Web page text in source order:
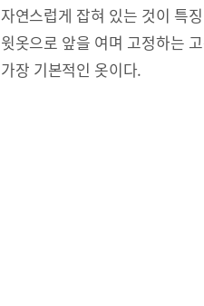
자연스럽게 잡혀 있는 것이 특
윗옷으로 앞을 여며 고정하는
가장 기본적인 옷이다.